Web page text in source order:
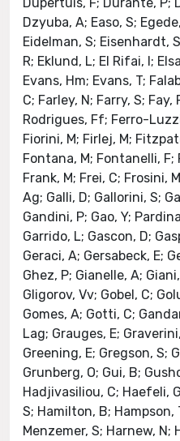
Dzyuba, A; Easo, S;
Eidelman, S; Eisenhardt,
R; Eklund, L; El Rifai, I;
Evans, Hm; Evans, T;
C; Farley, N; Farry, S;
Rodrigues, Ff; Ferro-
Fiorini, M; Firlej, M;
Fontana, M; Fontanelli, F;
Frank, M; Frei, C; Frosini,
Ag; Galli, D; Gallorini, S;
Gandini, P; Gao, Y;
Garrido, L; Gascon, D;
Geraci, A; Gersabeck, E;
Ghez, P; Gianelle, A;
Gligorov, Vv; Gobel, C;
Gomes, A; Gotti, C;
Lag; Grauges, E;
Greening, E; Gregson, S;
Grunberg, O; Gui, B;
Hadjivasiliou, C; Haefeli,
S; Hamilton, B; Hampson,
Menzemer, S; Harnew, N;